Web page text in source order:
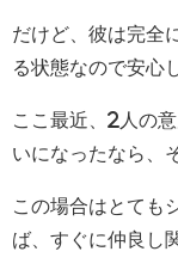
だけど、彼は完全
る状態なので安心
ここ最近、2人の
いになったなら、
この場合はとても
ば、すぐに仲良し